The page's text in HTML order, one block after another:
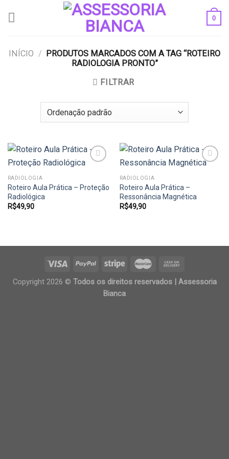
0
INÍCIO / PRODUTOS MARCADOS COM A TAG “ROTEIRO
RADIOLOGIA PRONTO”
FILTRAR
Add to
RADIOLOGIA
Roteiro Aula Prática – Proteção
Radiológica
R$49,90
wishlist
RADIOLOGIA
Roteiro Aula Prática –
Ressonância Magnética
R$49,90
Copyright 2026 © Todos os direitos reservados | Assessoria
Bianca